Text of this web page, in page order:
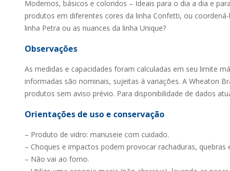
Modernos, básicos e coloridos – Ideais para o dia a dia e
produtos em diferentes cores da linha Confetti, ou
linha Petra ou as nuances da linha Unique?
Observações
As medidas e capacidades foram calculadas em seu limite
informadas são nominais, sujeitas à variações. A Wheaton
produtos sem aviso prévio. Para disponibilidade de dados
Orientações de uso e conservação
– Produto de vidro: manuseie com cuidado.
– Choques e impactos podem provocar rachaduras,
– Não vai ao forno.